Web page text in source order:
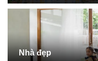
Nhà đẹp